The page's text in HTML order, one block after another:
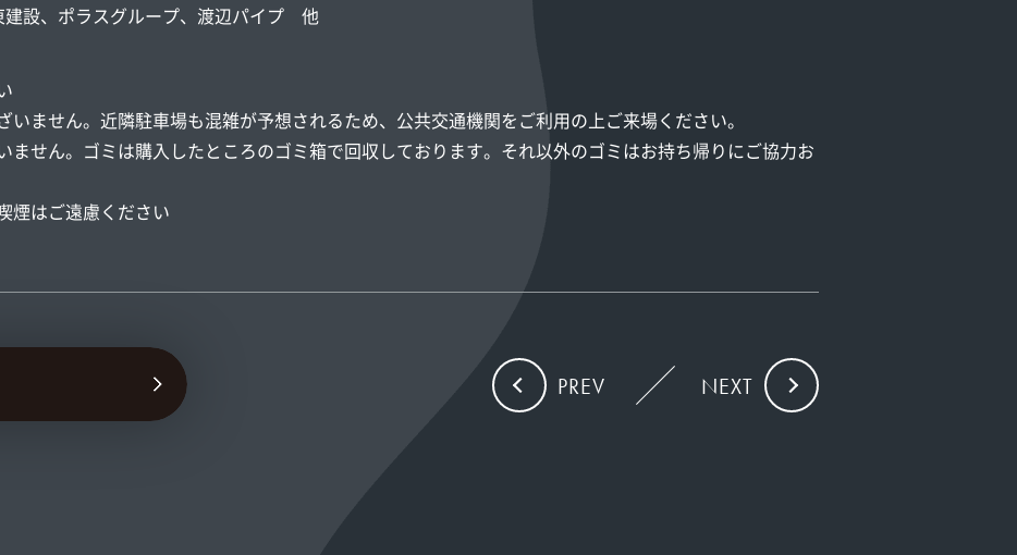
設、ポラスグループ、渡辺パイプ 他
いません。近隣駐車場も混雑が予想されるため、公共交通機関をご利用の上ご来場ください。
ません。ゴミは購入したところのゴミ箱で回収しております。それ以外のゴミはお持ち帰りにご協力お
煙はご遠慮ください
PREV NEXT